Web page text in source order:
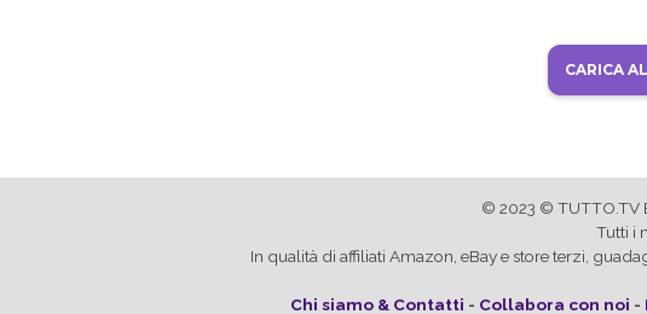
CARICA
© 2023 © TUTTO.TV
Tutti i
In qualità di affiliati Amazon, eBay e store terzi,
Chi siamo & Contatti - Collabora con noi -